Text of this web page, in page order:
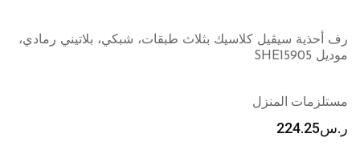
رف أحذية سيڤيل كلاسيك بثلاث طبقات، شبكي، بلاتيني رمادي،
موديل SHE15905
مستلزمات المنزل
ر.س224.25